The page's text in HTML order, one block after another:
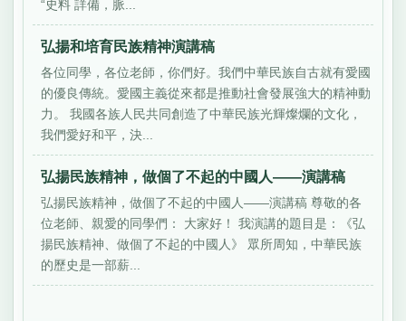
“史料 詳備，脈...
弘揚和培育民族精神演講稿
各位同學，各位老師，你們好。我們中華民族自古就有愛國
的優良傳統。愛國主義從來都是推動社會發展強大的精神動
力。 我國各族人民共同創造了中華民族光輝燦爛的文化，
我們愛好和平，決...
弘揚民族精神，做個了不起的中國人——演講稿
弘揚民族精神，做個了不起的中國人——演講稿 尊敬的各
位老師、親愛的同學們： 大家好！ 我演講的題目是：《弘
揚民族精神、做個了不起的中國人》 眾所周知，中華民族
的歷史是一部薪...